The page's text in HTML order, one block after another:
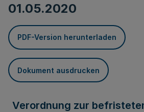
01.05.2020
PDF-Version herunterladen
Dokument ausdrucken
Verordnung zur